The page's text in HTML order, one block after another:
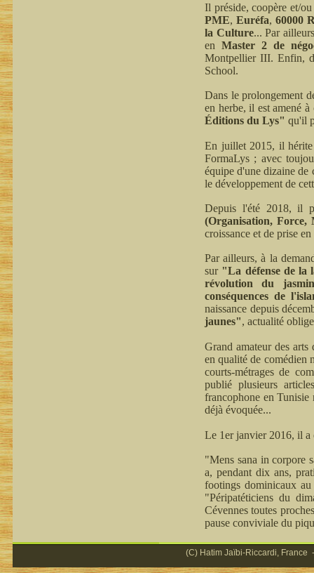
Il préside, coopère et/
PME,Euréfa,60000
la Culture... Par
en Master 2 de
Montpellier III. Enfin,
School.
Dans le prolongement
en herbe, il est amené
Éditions du Lys" qu'il
En juillet 2015, il hérite
FormaLys ; avec
équipe d'une dizaine de
le développement de
Depuis l'été 2018, il
(Organisation, Force,
croissance et de prise
Par ailleurs, à la
sur "La défense de la
révolution du
conséquences de
naissance depuis
jaunes", actualité
Grand amateur des arts
en qualité de comédien
courts-métrages de
publié plusieurs
francophone en Tunisie
déjà évoquée...
Le 1er janvier 2016, il a
"Mens sana in corpore
a, pendant dix ans,
footings dominicaux
"Péripatéticiens du
Cévennes toutes
pause conviviale du
(C) Hatim Jaïbi-Riccardi, France